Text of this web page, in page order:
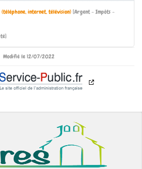
(téléphone, internet, télévision) [Argent - Impôts -
Modifié le 12/07/2022